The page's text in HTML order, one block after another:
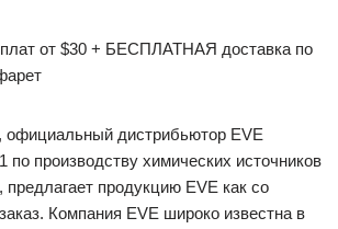
от $30 + БЕСПЛАТНАЯ доставка по
официальный дистрибьютор EVE
производству химических источников
продукцию EVE как со
Компания EVE широко известна в